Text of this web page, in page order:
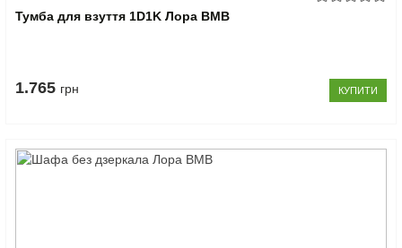
Тумба для взуття 1D1K Лора ВМВ
1.765 грн КУПИТИ